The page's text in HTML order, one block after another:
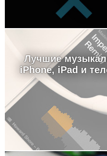
Лучшие
iPhone, iPad и